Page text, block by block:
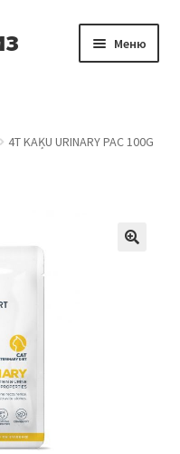
Меню
4T KAĶU URINARY PAC 100G